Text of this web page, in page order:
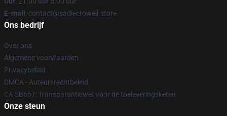
E-mail : contact@sadiecrowell.store
Ons bedrijf
Over ons
Algemene voorwaarden
Privacybeleid
DMCA - Auteursrechtbeleid
CA SB657: Transparantiewet voor de toeleveringsketen
Onze steun